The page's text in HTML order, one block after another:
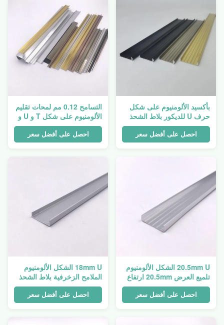
بأكسيد الألومنيوم على شكل
حرف U للديكور بلاط الشحذ
تقليم
احصل على أفضل سعر
التسامح 0.12 مم لمحات تقليم
الألومنيوم على شكل T و U و
G
احصل على أفضل سعر
20.5mm U الشكل الألومنيوم
تلميع العرض 20.5mm ارتفاع
5mm
احصل على أفضل سعر
18mm U الشكل الألومنيوم
الملامح الزخرفية بلاط الشحذ
احصل على أفضل سعر